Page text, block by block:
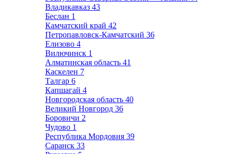
Владикавказ 43
Беслан 1
Камчатский край 42
Петропавловск-Камчатский 36
Елизово 4
Вилючинск 1
Алматинская область 41
Каскелен 7
Талгар 6
Капшагай 4
Новгородская область 40
Великий Новгород 36
Боровичи 2
Чудово 1
Республика Мордовия 39
Саранск 33